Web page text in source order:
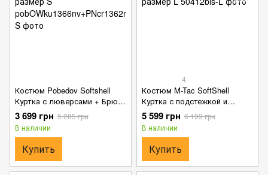
Костюм Pobedov Softshell
Куртка с люверсами + Брюки
синий размер S
3 699 грн 5 285 грн
В наличии
Купить
4
Костюм M-Tac SoftShell
Куртка с подстежкой и
Брюки Dark Navy Blue размер
L
5 599 грн 6 199 грн
В наличии
Купить